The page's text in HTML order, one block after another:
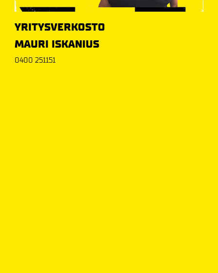
YRITYSVERKOSTO
MAURI ISKANIUS
0400 251151